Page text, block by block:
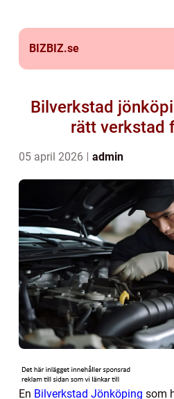
BIZBIZ.se
Bilverkstad
rätt verkstad
05 april 2026 admin
En Bilverkstad Jönköping som